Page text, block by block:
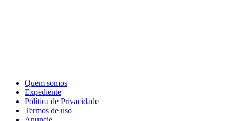
Quem somos
Expediente
Política de Privacidade
Termos de uso